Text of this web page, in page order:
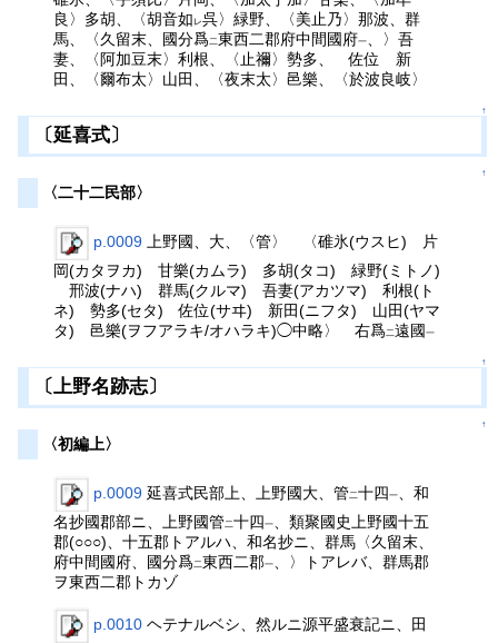
良〉多胡、〈胡音如 レ呉〉緑野、〈美止乃〉那波、群
馬、〈久留末、國分爲二東西二郡府中間國府一
、〉吾
妻、〈阿加豆末〉利根、〈止禰〉勢多、 佐位 新
田、〈爾布太〉山田、〈夜末太〉邑樂、〈於波良岐〉
↑
〔延喜式〕
↑
〈二十二民部〉
p.0009 上野國、大、〈管〉 〈碓氷(ウスヒ) 片
岡(カタヲカ) 甘樂(カムラ) 多胡(タコ) 緑野(ミトノ)
邢波(ナハ) 群馬(クルマ) 吾妻(アカツマ) 利根(ト
ネ) 勢多(セタ) 佐位(サヰ) 新田(ニフタ) 山田(ヤマ
タ) 邑樂(ヲフアラキ/オハラキ)◯中略〉 右爲二遠國一
↑
〔上野名跡志〕
↑
〈初編上〉
p.0009 延喜式民部上、上野國大、管 二十四一
、和
名抄國郡部ニ、上野國管 二十四一
、類聚國史上野國十五
郡(○○○)、十五郡トアルハ、和名抄ニ、群馬〈久留末、
府中間國府、國分爲二東西二郡一
、〉トアレバ、群馬郡
ヲ東西二郡トカゾ
p.0010 ヘテナルベシ、然ルニ源平盛衰記ニ、田